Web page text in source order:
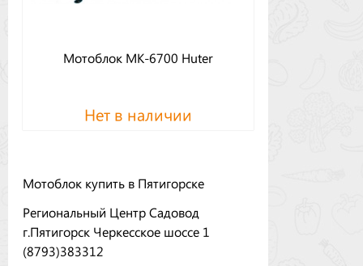
Мотоблок MK-6700 Huter
Нет в наличии
Мотоблок купить в Пятигорске
Региональный Центр Садовод
г.Пятигорск Черкесское шоссе 1
(8793)383312